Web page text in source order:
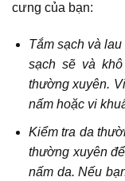
cưng của bạn:
Tắm sạch và
sạch sẽ và
thường xuyên.
nấm hoặc vi
Kiểm tra da
thường xuyên
nấm da. Nếu